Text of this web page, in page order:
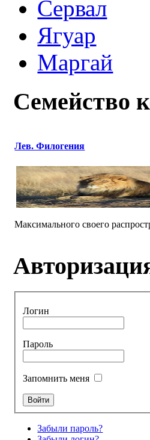
Сервал
Ягуар
Маргай
Семейство
Лев. Филогения
Максимального своего
Логин
Пароль
Запомнить меня
Забыли пароль?